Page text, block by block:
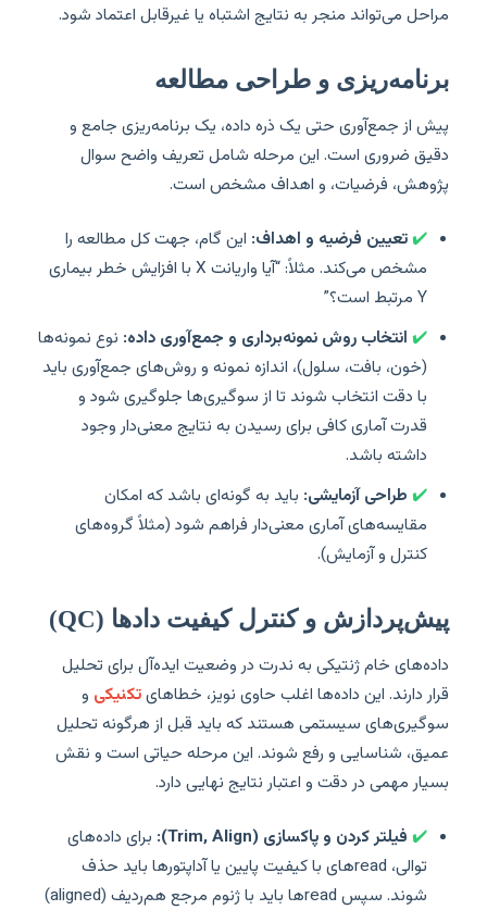
مراحل می‌تواند منجر به نتایج اشتباه یا غیرقابل اعتماد شود.
برنامه‌ریزی و طراحی مطالعه
پیش از جمع‌آوری حتی یک ذره داده، یک برنامه‌ریزی جامع و
دقیق ضروری است. این مرحله شامل تعریف واضح سوال
پژوهش، فرضیات، و اهداف مشخص است.
✔️تعیین فرضیه و اهداف: این گام، جهت کل مطالعه را
مشخص می‌کند. مثلاً: “آیا واریانت X با افزایش خطر بیماری
Y مرتبط است؟”
✔️ انتخاب روش نمونه‌برداری و جمع‌آوری داده: نوع نمونه‌ها
(خون، بافت، سلول)، اندازه نمونه و روش‌های جمع‌آوری باید
با دقت انتخاب شوند تا از سوگیری‌ها جلوگیری شود و
قدرت آماری کافی برای رسیدن به نتایج معنی‌دار وجود
داشته باشد.
✔️ طراحی آزمایشی: باید به گونه‌ای باشد که امکان
مقایسه‌های آماری معنی‌دار فراهم شود (مثلاً گروه‌های
کنترل و آزمایش).
پیش‌پردازش و کنترل کیفیت دادها (QC)
داده‌های خام ژنتیکی به ندرت در وضعیت ایده‌آل برای تحلیل
قرار دارند. این داده‌ها اغلب حاوی نویز، خطاهایتکنيکی و
سوگیری‌های سیستمی هستند که باید قبل از هرگونه تحلیل
عمیق، شناسایی و رفع شوند. این مرحله حیاتی است و نقش
بسیار مهمی در دقت و اعتبار نتایج نهایی دارد.
✔️ فیلتر کردن و پاکسازی (Trim, Align):
برای داده‌های
توالی‌، readهای با کیفیت پایین یا آداپتورها باید حذف
شوند. سپس readها باید با ژنوم مرجع هم‌ردیف (aligned)